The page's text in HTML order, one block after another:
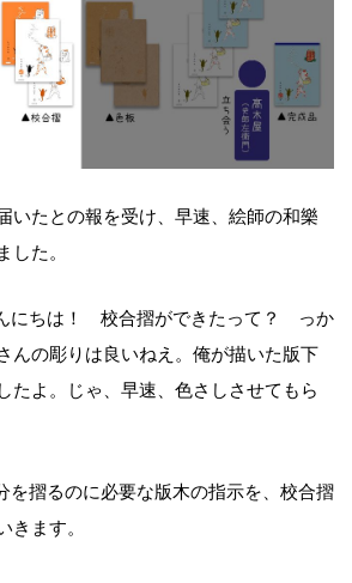
いたとの報を受け、早速、絵師の和樂
した。
にちは！ 校合摺ができたって？ っか
んの彫りは良いねえ。俺が描いた版下
たよ。じゃ、早速、色さしさせてもら
摺るのに必要な版木の指示を、校合摺
きます。